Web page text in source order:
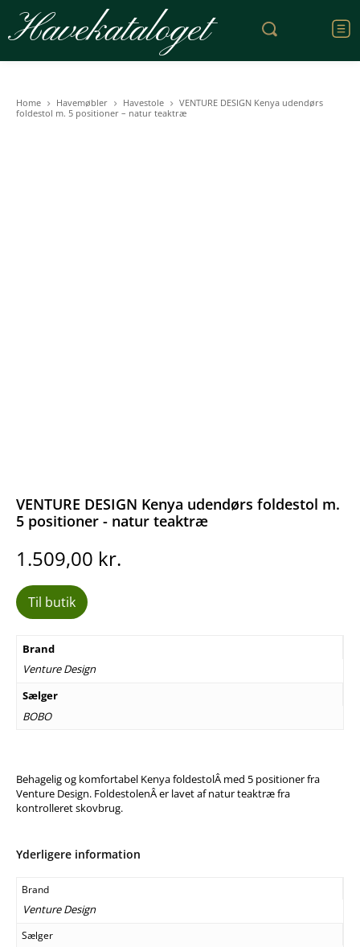
Havekataloget
Home Havemøbler Havestole
VENTURE DESIGN Kenya udendørs
foldestol m. 5 positioner – natur teaktræ
VENTURE DESIGN Kenya udendørs foldestol m.
5 positioner - natur teaktræ
1.509,00 kr.
Til butik
Brand
Venture Design
Sælger
BOBO
Behagelig og komfortabel Kenya foldestolÂ med 5 positioner fra
Venture Design. FoldestolenÂ er lavet af natur teaktræ fra
kontrolleret skovbrug.
Yderligere information
Brand
Venture Design
Sælger